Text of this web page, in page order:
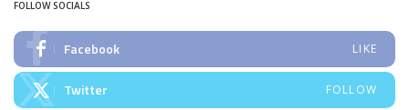
FOLLOW SOCIALS
Facebook LIKE
Twitter FOLLOW